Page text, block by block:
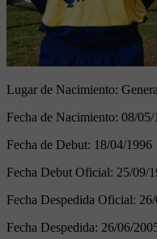
Lugar de Nacimiento:
Fecha de Nacimiento: 08/05/
Fecha de Debut: 18/04/1996
Fecha Debut Oficial: 25/09/
Fecha Despedida Oficial:
Fecha Despedida: 26/06/